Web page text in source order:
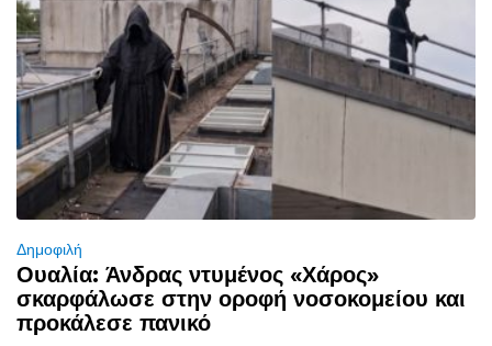
Δημοφιλή
Ουαλία: Άνδρας ντυμένος «Χάρος»
σκαρφάλωσε στην οροφή νοσοκομείου και
προκάλεσε πανικό